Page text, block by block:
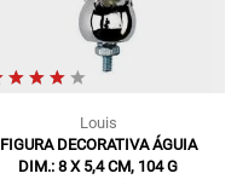
Louis
FIGURA DECORATIVA ÁGUIA
DIM.: 8 X 5,4 CM, 104 G